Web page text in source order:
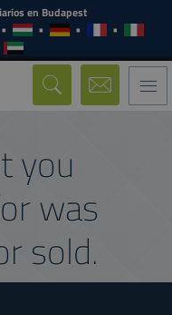
en Budapest
you
was
sold.